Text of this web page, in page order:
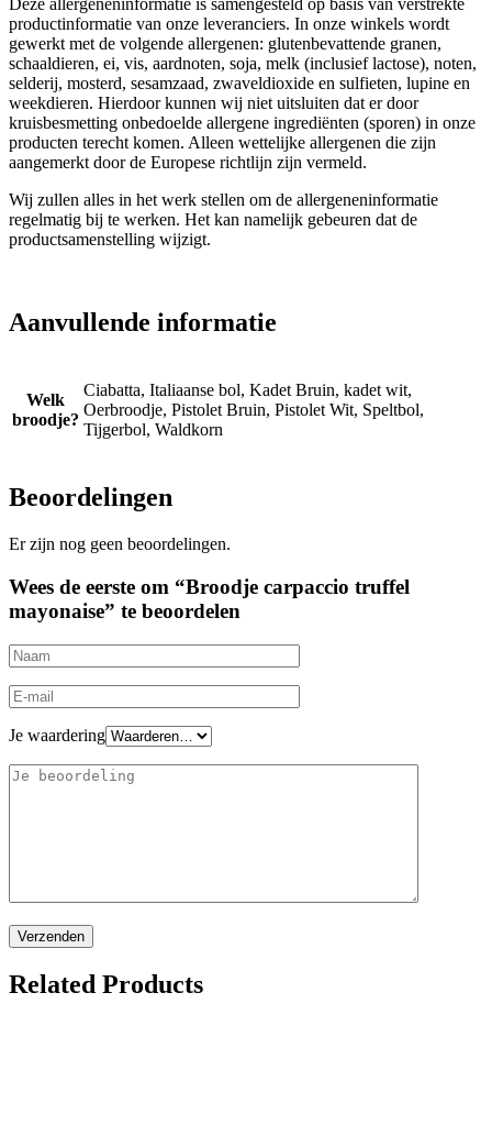
productinformatie van onze leveranciers. In onze winkels wordt
gewerkt met de volgende allergenen: glutenbevattende granen,
schaaldieren, ei, vis, aardnoten, soja, melk (inclusief lactose), noten,
selderij, mosterd, sesamzaad, zwaveldioxide en sulfieten, lupine en
weekdieren. Hierdoor kunnen wij niet uitsluiten dat er door
kruisbesmetting onbedoelde allergene ingrediënten (sporen) in onze
producten terecht komen. Alleen wettelijke allergenen die zijn
aangemerkt door de Europese richtlijn zijn vermeld.
Wij zullen alles in het werk stellen om de allergeneninformatie
regelmatig bij te werken. Het kan namelijk gebeuren dat de
productsamenstelling wijzigt.
Aanvullende informatie
Welk
broodje?
Ciabatta, Italiaanse bol, Kadet Bruin, kadet wit,
Oerbroodje, Pistolet Bruin, Pistolet Wit, Speltbol,
Tijgerbol, Waldkorn
Beoordelingen
Er zijn nog geen beoordelingen.
Wees de eerste om “Broodje carpaccio truffel
mayonaise” te beoordelen
Je waardering
Related Products